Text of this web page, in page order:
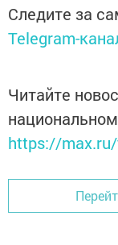
Следите за
Telegram-
Читайте
https://